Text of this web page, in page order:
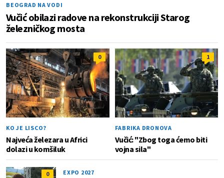
BEOGRAD NA VODI
Vučić obilazi radove na rekonstrukciji Starog
železničkog mosta
0
KO JE LISCO?
Najveća železara u Africi
dolazi u komšiluk
1
FABRIKA DRONOVA
Vučić: "Zbog toga ćemo biti
vojna sila"
0 EXPO 2027